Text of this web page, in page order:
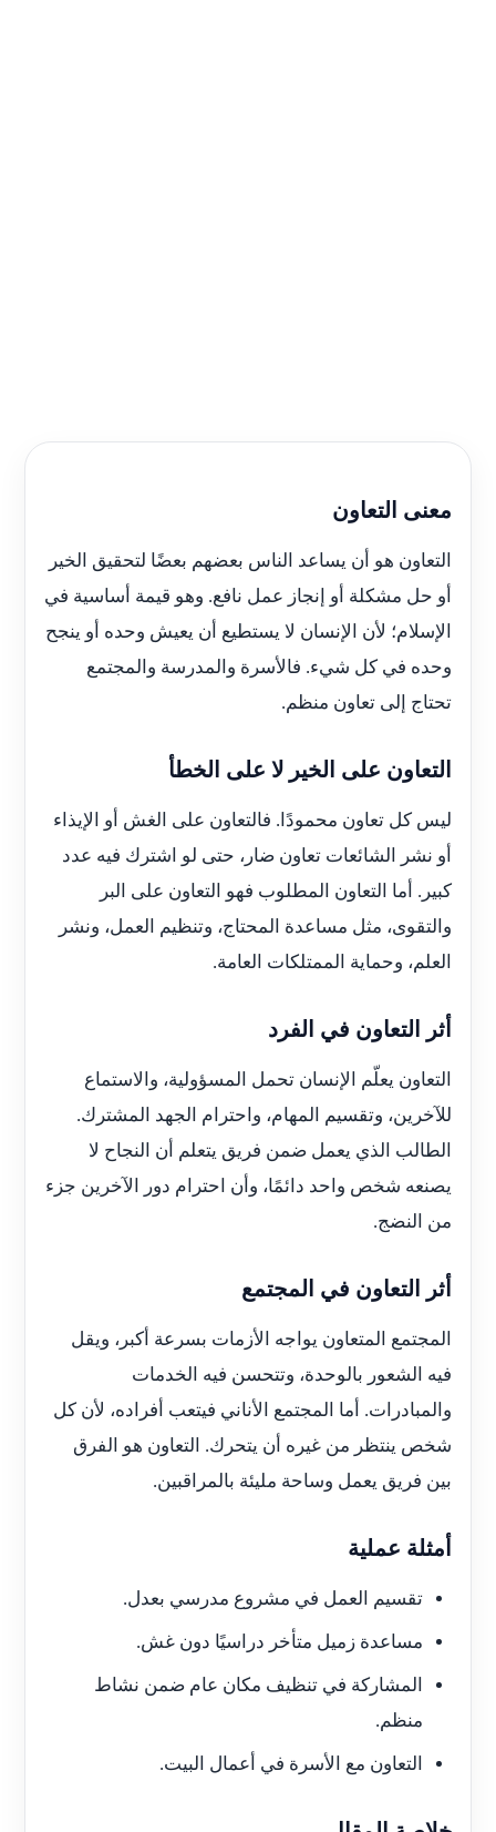
معنى التعاون
التعاون هو أن يساعد الناس بعضهم بعضًا لتحقيق الخير
أو حل مشكلة أو إنجاز عمل نافع. وهو قيمة أساسية في
الإسلام؛ لأن الإنسان لا يستطيع أن يعيش وحده أو ينجح
وحده في كل شيء. فالأسرة والمدرسة والمجتمع
تحتاج إلى تعاون منظم.
التعاون على الخير لا على الخطأ
ليس كل تعاون محمودًا. فالتعاون على الغش أو الإيذاء
أو نشر الشائعات تعاون ضار، حتى لو اشترك فيه عدد
كبير. أما التعاون المطلوب فهو التعاون على البر
والتقوى، مثل مساعدة المحتاج، وتنظيم العمل، ونشر
العلم، وحماية الممتلكات العامة.
أثر التعاون في الفرد
التعاون يعلّم الإنسان تحمل المسؤولية، والاستماع
للآخرين، وتقسيم المهام، واحترام الجهد المشترك.
الطالب الذي يعمل ضمن فريق يتعلم أن النجاح لا
يصنعه شخص واحد دائمًا، وأن احترام دور الآخرين جزء
من النضج.
أثر التعاون في المجتمع
المجتمع المتعاون يواجه الأزمات بسرعة أكبر، ويقل
فيه الشعور بالوحدة، وتتحسن فيه الخدمات
والمبادرات. أما المجتمع الأناني فيتعب أفراده، لأن كل
شخص ينتظر من غيره أن يتحرك. التعاون هو الفرق
بين فريق يعمل وساحة مليئة بالمراقبين.
أمثلة عملية
تقسيم العمل في مشروع مدرسي بعدل.
مساعدة زميل متأخر دراسيًا دون غش.
المشاركة في تنظيف مكان عام ضمن نشاط
منظم.
التعاون مع الأسرة في أعمال البيت.